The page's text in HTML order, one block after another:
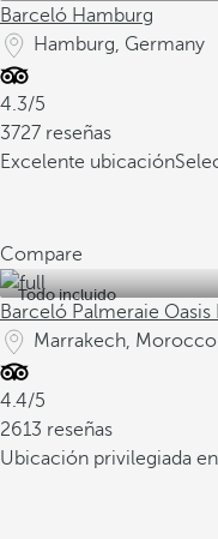
Barceló Hamburg
Hamburg, Germany
4.3/5
3727 reseñas
Excelente ubicación
Compare
Todo incluido
Barceló Palmeraie Oasis
Marrakech, Morocco
4.4/5
2613 reseñas
Ubicación privilegiada